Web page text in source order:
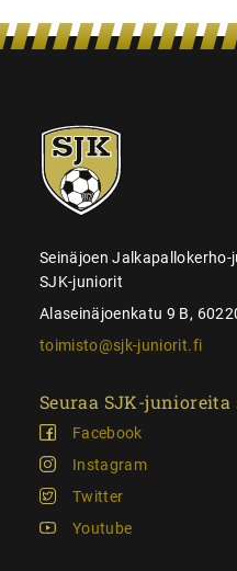
SJK-
juniorit
Seinäjoen
SJK-juniorit
Alaseinäjoenkatu 9 B,
toimisto@sjk-juniorit.fi
Seuraa SJK-junioreita
Facebook
Instagram
Twitter
Youtube